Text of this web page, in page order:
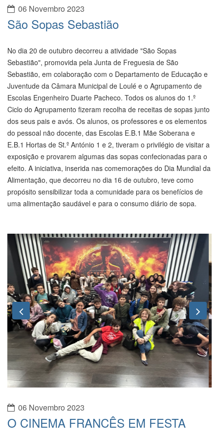
06 Novembro 2023
São Sopas Sebastião
No dia 20 de outubro decorreu a atividade "São Sopas
Sebastião", promovida pela Junta de Freguesia de São
Sebastião, em colaboração com o Departamento de Educação e
Juventude da Câmara Municipal de Loulé e o Agrupamento de
Escolas Engenheiro Duarte Pacheco. Todos os alunos do 1.º
Ciclo do Agrupamento fizeram recolha de receitas de sopas junto
dos seus pais e avós. Os alunos, os professores e os elementos
do pessoal não docente, das Escolas E.B.1 Mãe Soberana e
E.B.1 Hortas de St.º António 1 e 2, tiveram o privilégio de visitar a
exposição e provarem algumas das sopas confecionadas para o
efeito. A iniciativa, inserida nas comemorações do Dia Mundial da
Alimentação, que decorreu no dia 16 de outubro, teve como
propósito sensibilizar toda a comunidade para os benefícios de
uma alimentação saudável e para o consumo diário de sopa.
Previous
06 Novembro 2023
O CINEMA FRANCÊS EM FESTA